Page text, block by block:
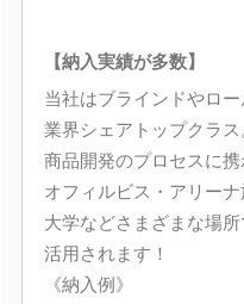
【納入実績が多数】
当社はブラインドやロ
業界シェアトップクラス
商品開発のプロセスに
オフィルビス・アリーナ
大学などさまざまな場所
活用されます！
《納入例》